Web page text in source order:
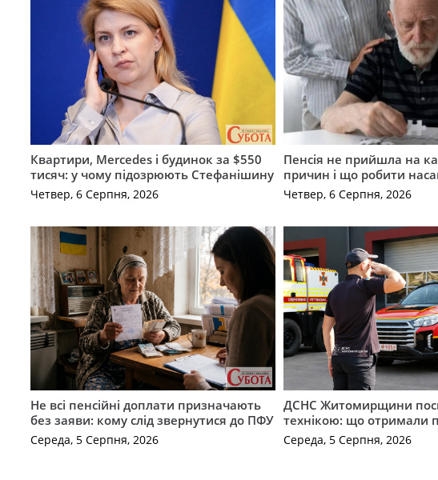
Квартири, Mercedes і будинок за $550
тисяч: у чому підозрюють Стефанішину
Четвер, 6 Серпня, 2026
Пенсія не прийшла на
причин і що робити
Четвер, 6 Серпня, 2026
Не всі пенсійні доплати призначають
без заяви: кому слід звернутися до ПФУ
Середа, 5 Серпня, 2026
ДСНС Житомирщини
технікою: що отримали
Середа, 5 Серпня, 2026